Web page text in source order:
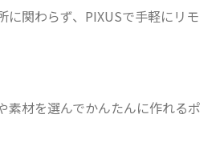
に関わらず、PIXUSで手軽にリモ
素材を選んでかんたんに作れるポ